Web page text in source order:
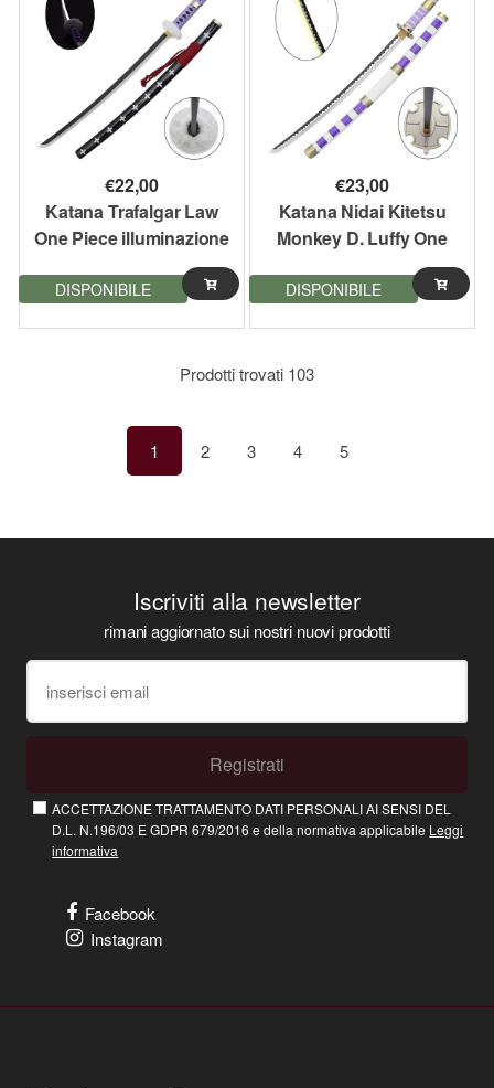
€22,00
Katana Trafalgar Law
One Piece illuminazione
DISPONIBILE
€23,00
Katana Nidai Kitetsu
Monkey D. Luffy One
Piece illuminazione led
versione bamboo
DISPONIBILE
Prodotti trovati 103
1 2 3 4 5
Iscriviti alla newsletter
rimani aggiornato sui nostri nuovi prodotti
Registrati
ACCETTAZIONE TRATTAMENTO DATI PERSONALI AI SENSI DEL
D.L. N.196/03 E GDPR 679/2016 e della normativa applicabile Leggi
informativa
Facebook
Instagram